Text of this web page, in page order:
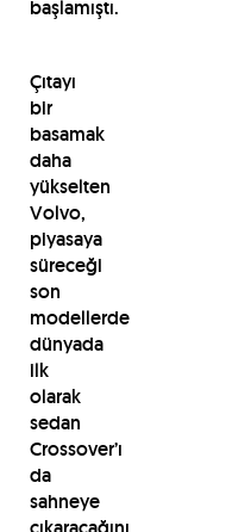
başlamıştı.
Çıtayı
bir
basamak
daha
yükselten
Volvo,
piyasaya
süreceği
son
modellerde
dünyada
ilk
olarak
sedan
Crossover’ı
da
sahneye